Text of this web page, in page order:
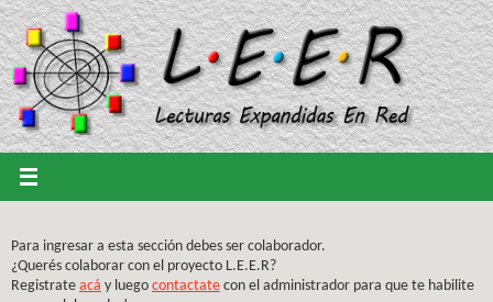
Saltar
al
contenido
Para ingresar a esta sección debes ser colaborador.
¿Querés colaborar con el proyecto L.E.E.R?
Registrate acá y luego contactate con el administrador para que te habilite